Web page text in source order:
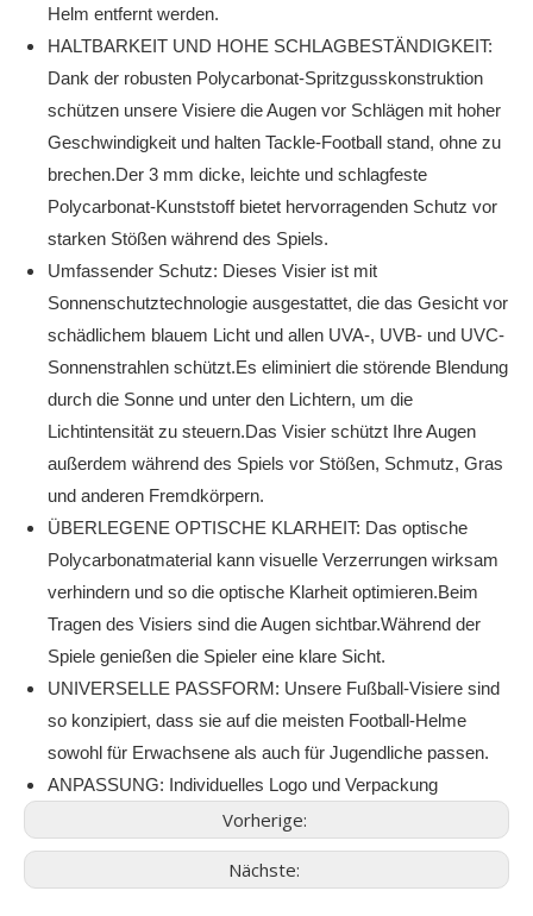
Helm entfernt werden.
HALTBARKEIT UND HOHE SCHLAGBESTÄNDIGKEIT:
Dank der robusten Polycarbonat-Spritzgusskonstruktion
schützen unsere Visiere die Augen vor Schlägen mit hoher
Geschwindigkeit und halten Tackle-Football stand, ohne zu
brechen.Der 3 mm dicke, leichte und schlagfeste
Polycarbonat-Kunststoff bietet hervorragenden Schutz vor
starken Stößen während des Spiels.
Umfassender Schutz: Dieses Visier ist mit
Sonnenschutztechnologie ausgestattet, die das Gesicht vor
schädlichem blauem Licht und allen UVA-, UVB- und UVC-
Sonnenstrahlen schützt.Es eliminiert die störende Blendung
durch die Sonne und unter den Lichtern, um die
Lichtintensität zu steuern.Das Visier schützt Ihre Augen
außerdem während des Spiels vor Stößen, Schmutz, Gras
und anderen Fremdkörpern.
ÜBERLEGENE OPTISCHE KLARHEIT: Das optische
Polycarbonatmaterial kann visuelle Verzerrungen wirksam
verhindern und so die optische Klarheit optimieren.Beim
Tragen des Visiers sind die Augen sichtbar.Während der
Spiele genießen die Spieler eine klare Sicht.
UNIVERSELLE PASSFORM: Unsere Fußball-Visiere sind
so konzipiert, dass sie auf die meisten Football-Helme
sowohl für Erwachsene als auch für Jugendliche passen.
ANPASSUNG: Individuelles Logo und Verpackung
Vorherige:
Nächste: